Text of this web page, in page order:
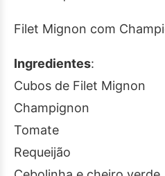
Filet Mignon com
Ingredientes:
Cubos de Filet Mignon
Champignon
Tomate
Requeijão